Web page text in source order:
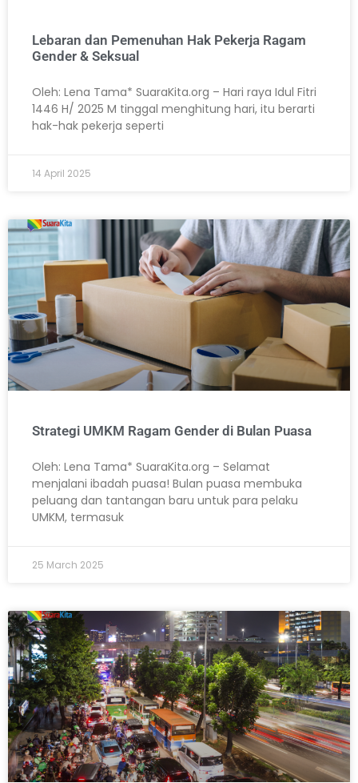
Lebaran dan Pemenuhan Hak Pekerja Ragam
Gender & Seksual
Oleh: Lena Tama* SuaraKita.org – Hari raya Idul Fitri
1446 H/ 2025 M tinggal menghitung hari, itu berarti
hak-hak pekerja seperti
14 April 2025
Strategi UMKM Ragam Gender di Bulan Puasa
Oleh: Lena Tama* SuaraKita.org – Selamat
menjalani ibadah puasa! Bulan puasa membuka
peluang dan tantangan baru untuk para pelaku
UMKM, termasuk
25 March 2025